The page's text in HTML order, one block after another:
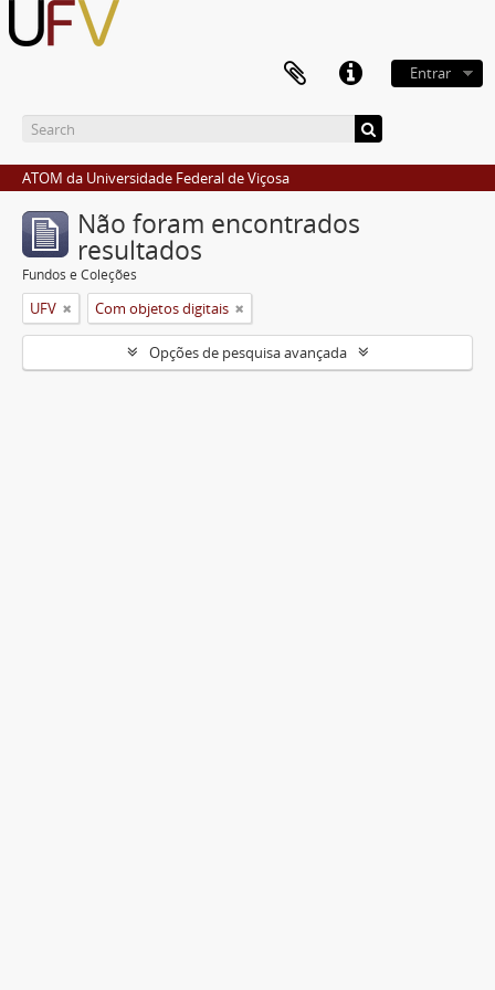
Entrar
ATOM da Universidade Federal de Viçosa
Não foram encontrados
resultados
Fundos e Coleções
UFV Com objetos digitais
Opções de pesquisa avançada